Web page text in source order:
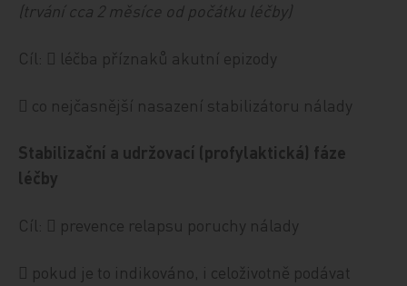
(trvání cca 2 měsíce od počátku léčby)
Cíl:  léčba příznaků akutní epizody
 co nejčasnější nasazení stabilizátoru nálady
Stabilizační a udržovací (profylaktická) fáze
léčby
Cíl:  prevence relapsu poruchy nálady
 pokud je to indikováno, i celoživotně podávat